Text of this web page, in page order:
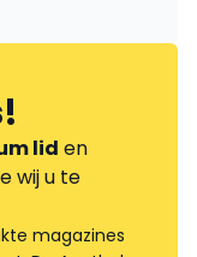
!
lid en
wij u te
magazines